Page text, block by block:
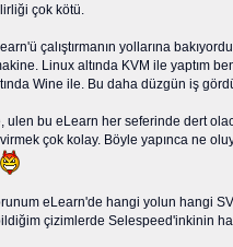
çok kötü.
çalıştırmanın yollarına
Linux altında KVM ile yaptım
Wine ile. Bu daha düzgün iş
ulen bu eLearn her seferinde dert
çok kolay. Böyle yapınca ne
eLearn'de hangi yolun hangi
çizimlerde Selespeed'inkinin